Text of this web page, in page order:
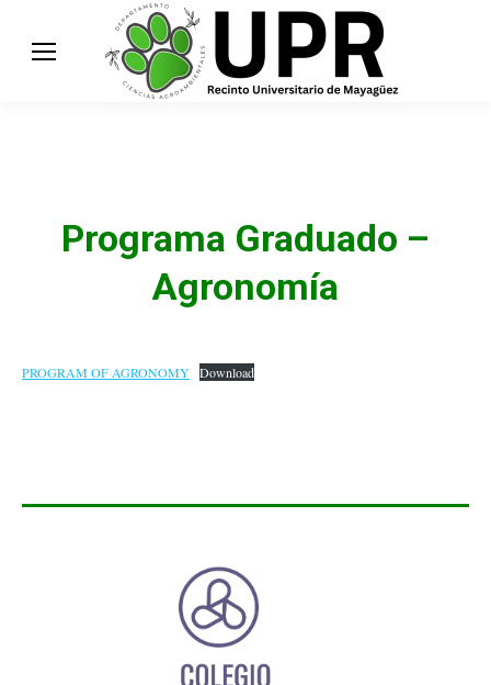
Programa Graduado –
Agronomía
PROGRAM OF AGRONOMY Download